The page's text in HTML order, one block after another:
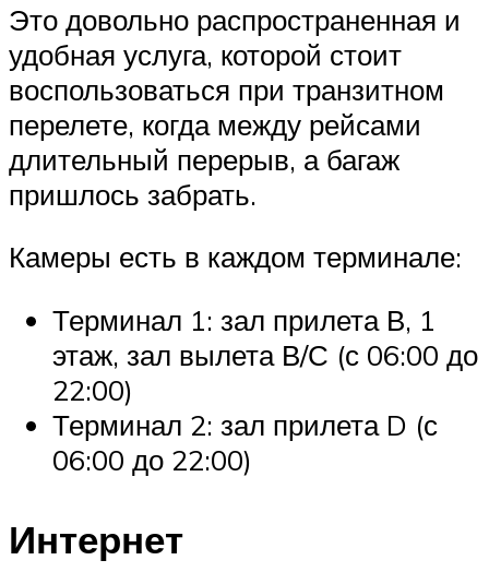
Это довольно распространенная и
удобная услуга, которой стоит
воспользоваться при транзитном
перелете, когда между рейсами
длительный перерыв, а багаж
пришлось забрать.
Камеры есть в каждом терминале:
Терминал 1: зал прилета В, 1
этаж, зал вылета В/С (с 06:00 до
22:00)
Терминал 2: зал прилета D (с
06:00 до 22:00)
Интернет